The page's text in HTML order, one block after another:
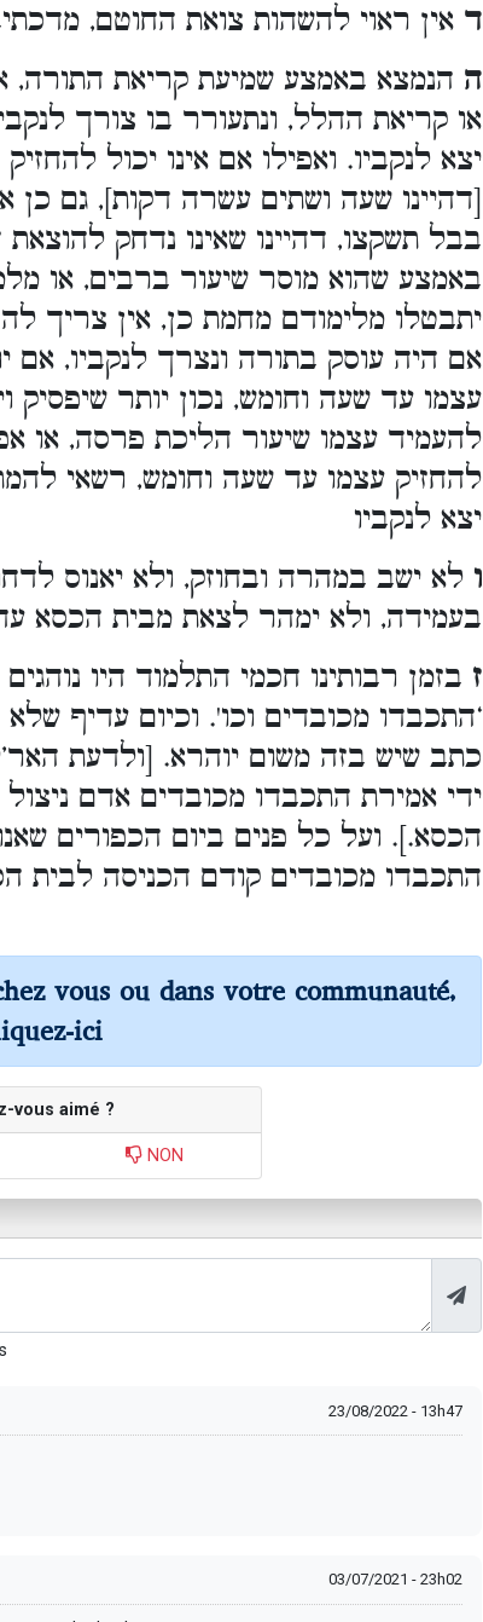
ד אין ראוי להשהות צואת החוטם,
ה הנמצא באמצע שמיעת קריאת התורה,
או קריאת ההלל, ונתעורר בו צורך
יצא לנקביו. ואפילו אם אינו יכול
[דהיינו שעה ושתים עשרה דקות], גם כן
בבל תשקצו, דהיינו שאינו נדחק
באמצע שהוא מוסר שיעור ברבים, או
יתבטלו מלימודם מחמת כן, אין צריך
אם היה עוסק בתורה ונצרך לנקביו, אם
עצמו עד שעה וחומש, נכון יותר שיפסיק
להעמיד עצמו שיעור הליכת פרסה, או
להחזיק עצמו עד שעה וחומש, רשאי
יצא לנקביו
ו לא ישב במהרה ובחוזק, ולא יאנוס
בעמידה, ולא ימהר לצאת מבית הכסא
ז בזמן רבותינו חכמי התלמוד היו
‘התכבדו מכובדים וכו'. וכיום עדיף
כתב שיש בזה משום יוהרא. [ולדעת
ידי אמירת התכבדו מכובדים אדם
הכסא.]. ועל כל פנים ביום הכפורים
התכבדו מכובדים קודם הכניסה לבית
vous ou dans votre communauté,
ici
vous aimé ?
NON
23/08/2022 - 13h47
03/07/2021 - 23h02